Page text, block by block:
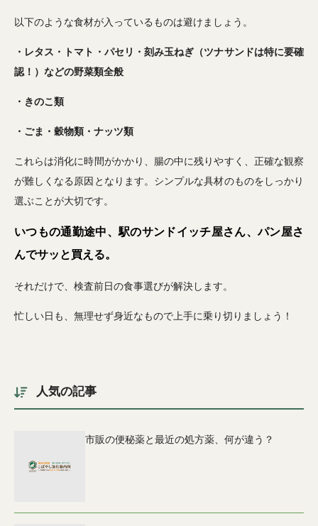
以下のような食材が入っているものは避けましょう。
・レタス・トマト・パセリ・ 刻み玉ねぎ （ツナサンドは特に要確
認！）などの野菜類全般
・きのこ類
・ごま・穀物類・ナッツ類
これらは消化に時間がかかり、腸の中に残りやすく、正確な観察
が難しくなる原因となります。シンプルな具材のものをしっかり
選ぶことが大切です。
いつもの通勤途中、駅のサンドイッチ屋さん、パン屋さ
んでサッと買える。
それだけで、検査前日の食事選びが解決します。
忙しい日も、無理せず身近なもので上手に乗り切りましょう！
人気の記事
市販の便秘薬と最近の処方薬、何が違う？